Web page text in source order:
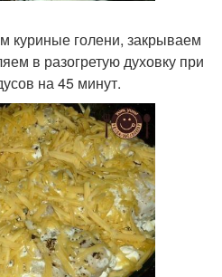
куриные голени, закрываем
в разогретую духовку при
на 45 минут.